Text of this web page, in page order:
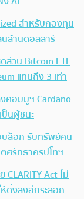
สำหรับกองทุน
นล้านดอลลาร์
วน Bitcoin ETF
แทนถึง 3 เท่า
คอมมูฯ Cardano
นผู้ชนะ
บล็อก รับทรัพย์คน
ศรัทธาคริปโทฯ
Act ไม่
ดิ่งลงอีกระลอก